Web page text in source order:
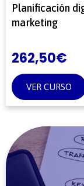
Planificación
marketing
262,50€
VER CURSO